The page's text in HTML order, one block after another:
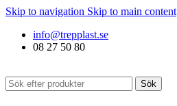
Skip to navigation Skip to main content
info@trepplast.se
08 27 50 80
Sök